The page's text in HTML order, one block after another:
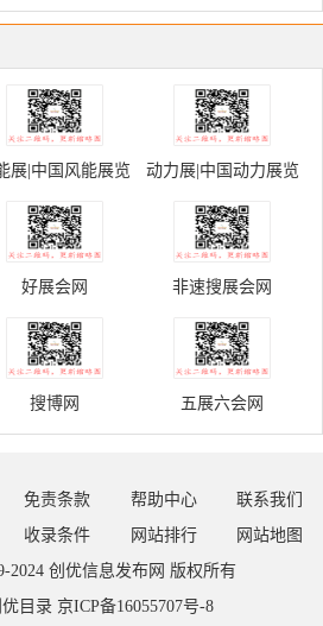
展|中国风能展览
会官网
动力展|中国动力展览
会官网
好展会网 非速搜展会网
搜博网 五展六会网
免责条款 帮助中心
联系我们
收录条件 网站排行
网站地图
2024 创优信息发布网 版权所有
目录 京ICP备16055707号-8